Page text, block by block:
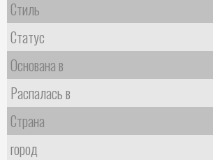
Стиль
Статус
Основана в
Распалась в
Страна
город